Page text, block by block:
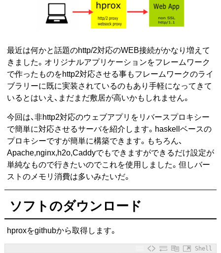
最近は何かと話題のhttp/2対応のWEB接続がかなり増えて
きました。オリジナルアプリケーションをフレームワーク
で作ったものをhttp2対応させる事もフレームワークのライ
ブラリーに既に実装されているのもあり手軽になってきて
いるとはいえ、まだまだ敷居が高いかもしれません。
今回は、非http2対応のウェブアプリをリバースプロキシー
で簡単に対応させるサーバを紹介します。haskellベースの
プロキシーですが簡単に構築できます。もちろん、
Apache,nginx,h2o,Caddyでもできますができるだけ設定が
単純なもので行きたいのでこれを使用しました。但しバー
ストのメモリ消費は多いみたいだ。
ソフトのダウンロード
hproxをgithubから取得します。
Shell